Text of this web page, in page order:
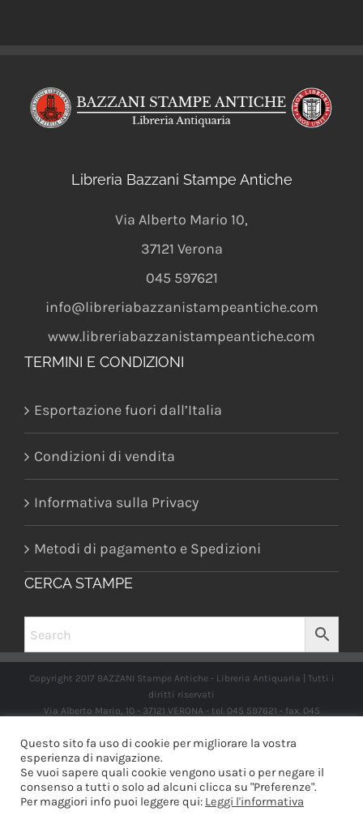
Libreria Bazzani Stampe Antiche
Via Alberto Mario 10,
37121 Verona
045 597621
info@libreriabazzanistampeantiche.com
www.libreriabazzanistampeantiche.com
TERMINI E CONDIZIONI
Esportazione fuori dall’Italia
Condizioni di vendita
Informativa sulla Privacy
Metodi di pagamento e Spedizioni
CERCA STAMPE
Copyright 2017 BAZZANI Stampe Antiche - Libreria Antiquaria | Tutti i
diritti riservati
Via Alberto Mario, 10 - 37121 VERONA - tel. 045 597621 - fax. 045
IT03989970235
FacebookInstagram
Questo sito fa uso di cookie per migliorare la vostra
esperienza di navigazione.
Se vuoi sapere quali cookie vengono usati o per negare il
consenso a tutti o solo ad alcuni clicca su "Preferenze".
Per maggiori info puoi leggere qui: Leggi l'informativa